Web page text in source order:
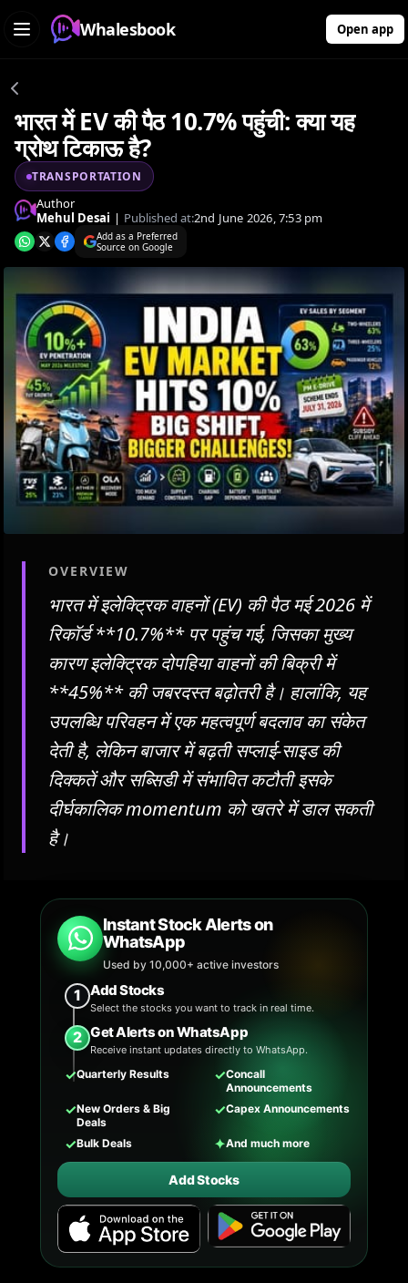
Whalesbook Open app
भारत में EV की पैठ 10.7% पहुंची: क्या यह
ग्रोथ टिकाऊ है?
TRANSPORTATION
Author
Mehul Desai | Published at:2nd June 2026, 7:53 pm
Add as a Preferred
Source on Google
OVERVIEW
भारत में इलेक्ट्रिक वाहनों (EV) की पैठ मई 2026 में
रिकॉर्ड **10.7%** पर पहुंच गई, जिसका मुख्य
कारण इलेक्ट्रिक दोपहिया वाहनों की बिक्री में
**45%** की जबरदस्त बढ़ोतरी है। हालांकि, यह
उपलब्धि परिवहन में एक महत्वपूर्ण बदलाव का संकेत
देती है, लेकिन बाजार में बढ़ती सप्लाई-साइड की
दिक्कतें और सब्सिडी में संभावित कटौती इसके
दीर्घकालिक momentum को खतरे में डाल सकती
है।
Instant Stock Alerts on
WhatsApp
Used by 10,000+ active investors
1 Add Stocks
Select the stocks you want to track in real time.
2 Get Alerts on WhatsApp
Receive instant updates directly to WhatsApp.
✓Quarterly Results ✓Concall
Announcements
✓New Orders & Big
Deals
✓Capex Announcements
✓Bulk Deals ✦And much more
Add Stocks